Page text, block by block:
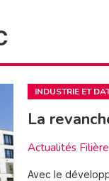
INDUSTRIE ET
La
Actualités
Avec le